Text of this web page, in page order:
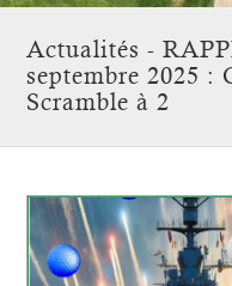
Actualités -
septembre 2025 :
Scramble à 2